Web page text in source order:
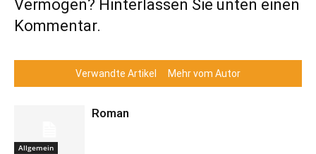
Vermögen? Hinterlassen Sie unten einen
Kommentar.
Verwandte Artikel Mehr vom Autor
Allgemein
Roman